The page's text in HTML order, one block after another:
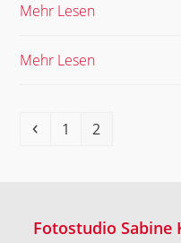
Mehr Lesen
Mehr Lesen
Vorheriger
Seite
1 Seite
2
Fotostudio Sabine